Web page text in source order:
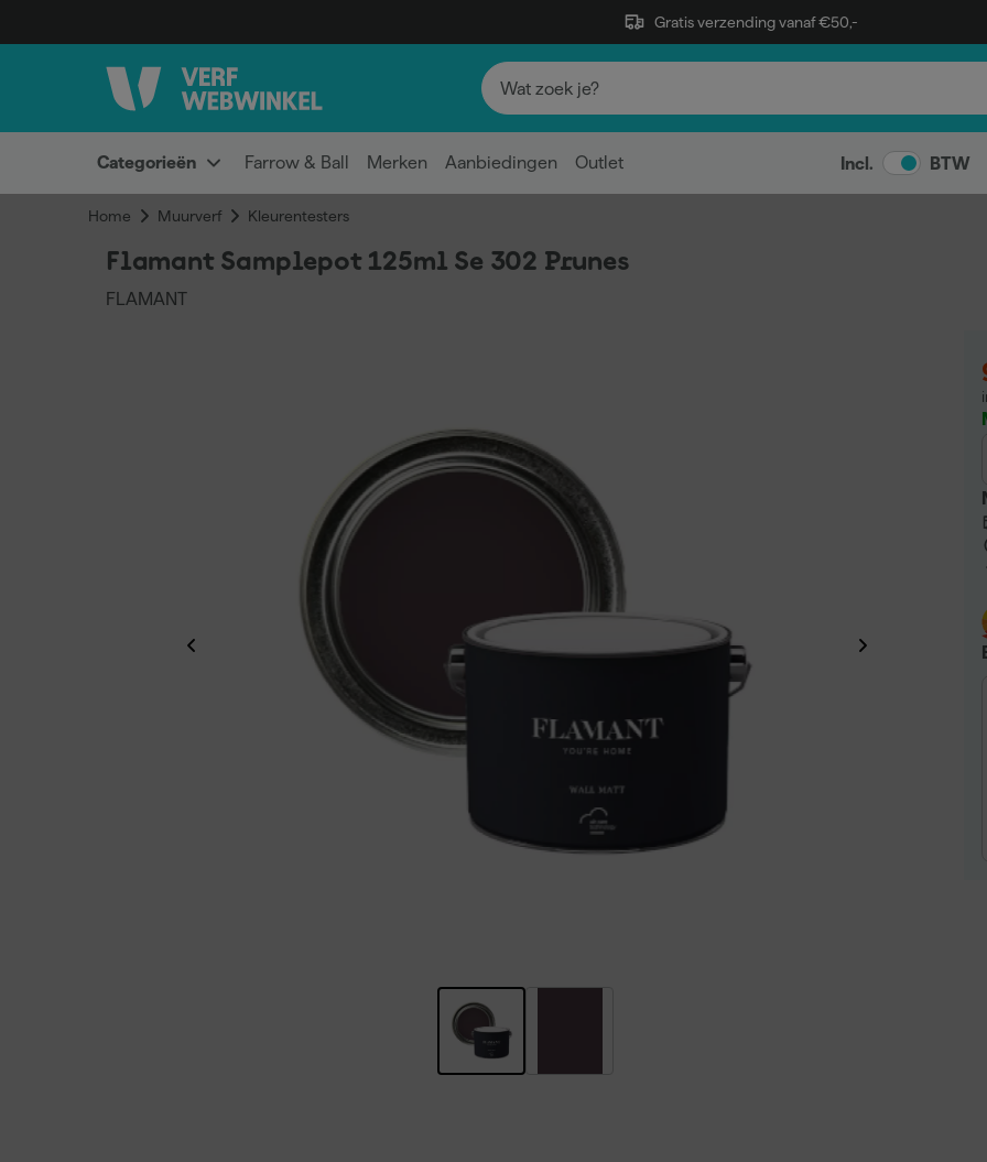
Gratis verzending vanaf €50,-
Categorieën Farrow & Ball Merken Aanbiedingen Outlet Incl. BTW
Home Muurverf Kleurentesters
Flamant Samplepot 125ml Se 302 Prunes
FLAMANT